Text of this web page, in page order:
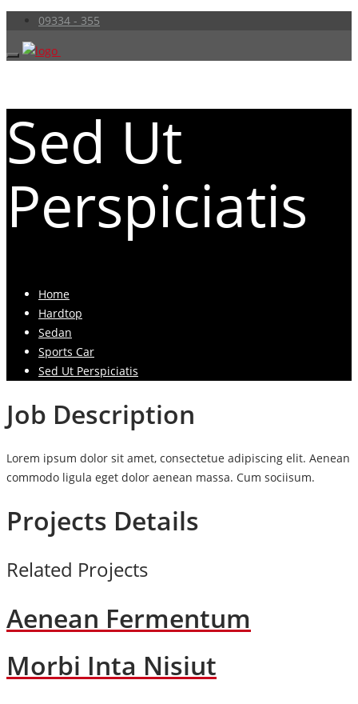
09334 - 355
Sed Ut
Perspiciatis
Home
Hardtop
Sedan
Sports Car
Sed Ut Perspiciatis
Job Description
Lorem ipsum dolor sit amet, consectetue adipiscing elit. Aenean
commodo ligula eget dolor aenean massa. Cum sociisum.
Projects Details
Related Projects
Aenean Fermentum
Morbi Inta Nisiut